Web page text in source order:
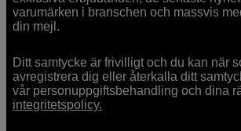
varumärken i branschen och massvis
din mejl.
Ditt samtycke är frivilligt och du kan när
avregistrera dig eller återkalla ditt
vår personuppgiftsbehandling och dina
integritetspolicy.